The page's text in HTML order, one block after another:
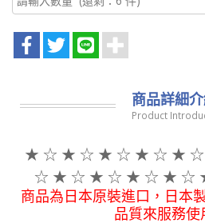
商品詳細
Product
★ ☆ ★ ☆ ★ ☆ ★ ☆ ★
☆ ★ ☆ ★ ☆ ★ ☆ ★ ☆
商品為日本原裝進口，日本
品質來服務使